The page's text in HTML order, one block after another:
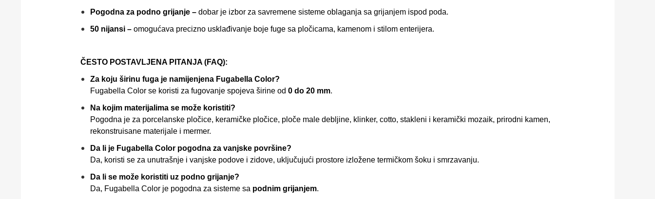
Pogodna za podno grijanje –dobar je izbor za savremene sisteme oblaganja sa grijanjem ispod poda.
50 nijansi –omogućava precizno usklađivanje boje fuge sa pločicama, kamenom i stilom enterijera.
ČESTO POSTAVLJENA PITANJA (FAQ):
Za koju širinu fuga je namijenjena Fugabella Color?
Fugabella Color se koristi za fugovanje spojeva širine od 0 do 20 mm.
Na kojim materijalima se može koristiti?
Pogodna je za porcelanske pločice, keramičke pločice, ploče male debljine, klinker, cotto, stakleni i keramički mozaik, prirodni kamen,
rekonstruisane materijale i mermer.
Da li je Fugabella Color pogodna za vanjske površine?
Da, koristi se za unutrašnje i vanjske podove i zidove, uključujući prostore izložene termičkom šoku i smrzavanju.
Da li se može koristiti uz podno grijanje?
Da, Fugabella Color je pogodna za sisteme sa podnim grijanjem.